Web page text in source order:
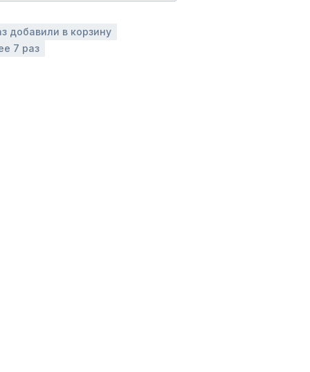
добавили в корзину
7 раз